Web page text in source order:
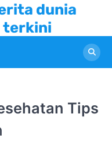
dunia
terkini
Tips